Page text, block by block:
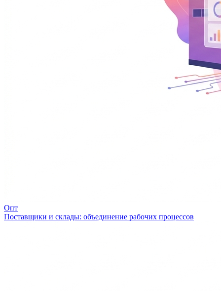
Опт
Поставщики и склады: объединение рабочих процессов